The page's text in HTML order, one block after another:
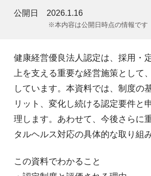
公開日 2026.1.16
※本内容は公開日時点の情報です
健康経営優良法人認定は、採用・
上を支える重要な経営施策として
しています。本資料では、制度の
リット、変化し続ける認定要件と
理します。あわせて、今後さらに
タルヘルス対応の具体的な取り組
この資料でわかること